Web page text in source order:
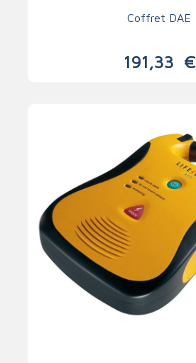
Coffret DAE
191,33 €